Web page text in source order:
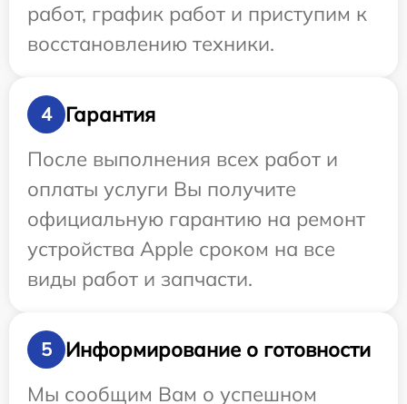
работ, график работ и приступим к
восстановлению техники.
4
Гарантия
После выполнения всех работ и
оплаты услуги Вы получите
официальную гарантию на ремонт
устройства Apple сроком на все
виды работ и запчасти.
5
Информирование о готовности
Мы сообщим Вам о успешном